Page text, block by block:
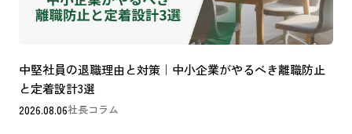
中堅社員の退職理由と対策｜中小企業がやるべき離職防止
と定着設計3選
2026.08.06社長コラム